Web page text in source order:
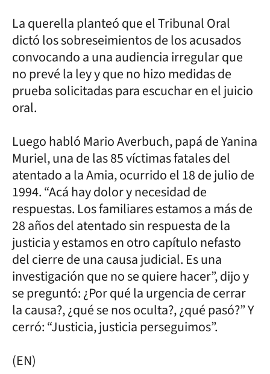
La querella planteó que el Tribunal Oral
dictó los sobreseimientos de los acusados
convocando a una audiencia irregular que
no prevé la ley y que no hizo medidas de
prueba solicitadas para escuchar en el juicio
oral.
Luego habló Mario Averbuch, papá de Yanina
Muriel, una de las 85 víctimas fatales del
atentado a la Amia, ocurrido el 18 de julio de
1994. “Acá hay dolor y necesidad de
respuestas. Los familiares estamos a más de
28 años del atentado sin respuesta de la
justicia y estamos en otro capítulo nefasto
del cierre de una causa judicial. Es una
investigación que no se quiere hacer”, dijo y
se preguntó: ¿Por qué la urgencia de cerrar
la causa?, ¿qué se nos oculta?, ¿qué pasó?” Y
cerró: “Justicia, justicia perseguimos”.
(EN)